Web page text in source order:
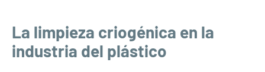
La limpieza criogénica en la
industria del plástico